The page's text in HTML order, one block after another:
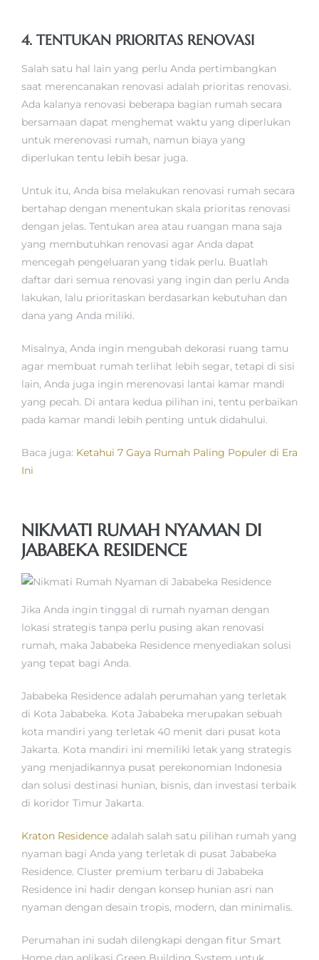
4. TENTUKAN PRIORITAS RENOVASI
Salah satu hal lain yang perlu Anda pertimbangkan
saat merencanakan renovasi adalah prioritas renovasi.
Ada kalanya renovasi beberapa bagian rumah secara
bersamaan dapat menghemat waktu yang diperlukan
untuk merenovasi rumah, namun biaya yang
diperlukan tentu lebih besar juga.
Untuk itu, Anda bisa melakukan renovasi rumah secara
bertahap dengan menentukan skala prioritas renovasi
dengan jelas. Tentukan area atau ruangan mana saja
yang membutuhkan renovasi agar Anda dapat
mencegah pengeluaran yang tidak perlu. Buatlah
daftar dari semua renovasi yang ingin dan perlu Anda
lakukan, lalu prioritaskan berdasarkan kebutuhan dan
dana yang Anda miliki.
Misalnya, Anda ingin mengubah dekorasi ruang tamu
agar membuat rumah terlihat lebih segar, tetapi di sisi
lain, Anda juga ingin merenovasi lantai kamar mandi
yang pecah. Di antara kedua pilihan ini, tentu perbaikan
pada kamar mandi lebih penting untuk didahului.
Baca juga: Ketahui 7 Gaya Rumah Paling Populer di Era
Ini
NIKMATI RUMAH NYAMAN DI
JABABEKA RESIDENCE
Jika Anda ingin tinggal di rumah nyaman dengan
lokasi strategis tanpa perlu pusing akan renovasi
rumah, maka Jababeka Residence menyediakan solusi
yang tepat bagi Anda.
Jababeka Residence adalah perumahan yang terletak
di Kota Jababeka. Kota Jababeka merupakan sebuah
kota mandiri yang terletak 40 menit dari pusat kota
Jakarta. Kota mandiri ini memiliki letak yang strategis
yang menjadikannya pusat perekonomian Indonesia
dan solusi destinasi hunian, bisnis, dan investasi terbaik
di koridor Timur Jakarta.
Kraton Residence adalah salah satu pilihan rumah yang
nyaman bagi Anda yang terletak di pusat Jababeka
Residence. Cluster premium terbaru di Jababeka
Residence ini hadir dengan konsep hunian asri nan
nyaman dengan desain tropis, modern, dan minimalis.
Perumahan ini sudah dilengkapi dengan fitur Smart